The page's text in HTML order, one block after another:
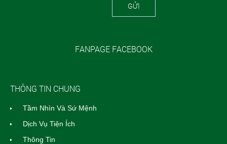
GỬI
FANPAGE FACEBOOK
THÔNG TIN CHUNG
Tầm Nhìn Và Sứ Mệnh
Dịch Vụ Tiện Ích
Thông Tin